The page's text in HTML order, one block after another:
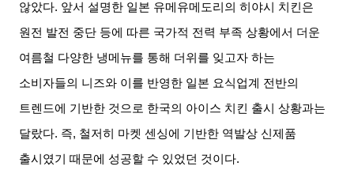
않았다. 앞서 설명한 일본 유메유메도리의 히야시 치킨은
원전 발전 중단 등에 따른 국가적 전력 부족 상황에서 더운
여름철 다양한 냉메뉴를 통해 더위를 잊고자 하는
소비자들의 니즈와 이를 반영한 일본 요식업계 전반의
트렌드에 기반한 것으로 한국의 아이스 치킨 출시 상황과는
달랐다. 즉, 철저히 마켓 센싱에 기반한 역발상 신제품
출시였기 때문에 성공할 수 있었던 것이다.